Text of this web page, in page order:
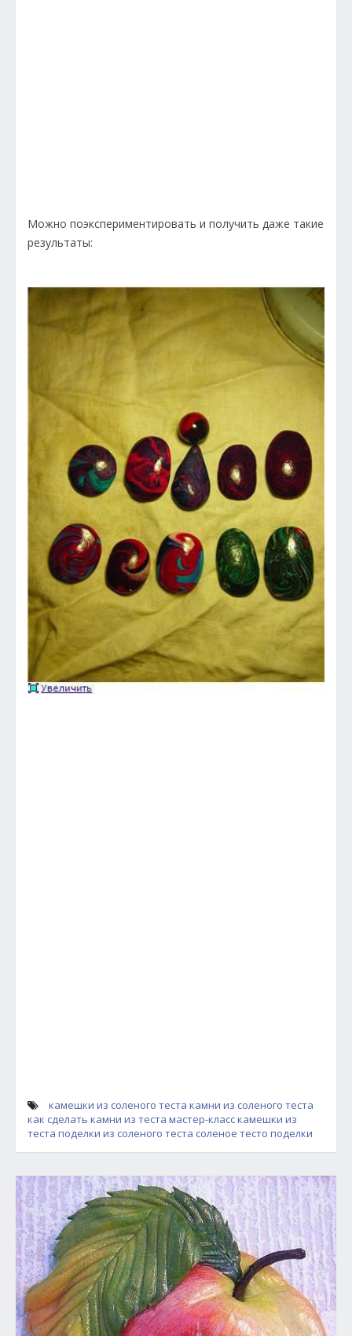
Можно поэкспериментировать и получить даже такие
результаты:
камешки из соленого теста камни из соленого теста
как сделать камни из теста мастер-класс камешки из
теста поделки из соленого теста соленое тесто поделки